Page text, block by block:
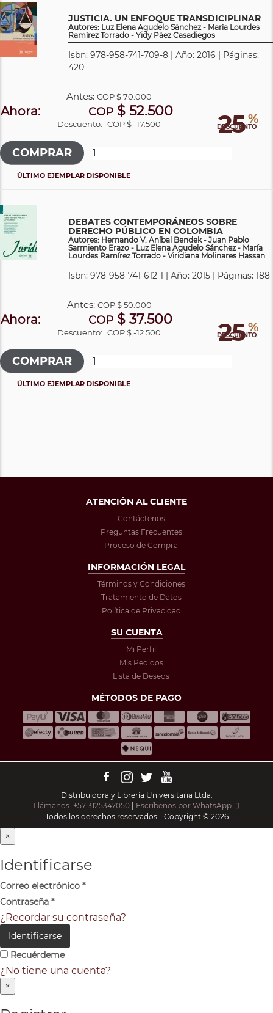
JUSTICIA. UN ENFOQUE TRANSDICIPLINAR
Autores: Luz Elena Agudelo Sánchez - María Lourdes
Ramírez Torrado - Yidy Páez Casadiegos
Isbn: 978-958-741-709-8 | Año: 2016 | Páginas:
420
25 %
DESCUENTO
Antes:COP$ 70.000
Ahora: COP$ 52.500
Descuento: COP $ -17.500
ÚLTIMO EJEMPLAR DISPONIBLE
DEBATES CONTEMPORÁNEOS SOBRE
DERECHO PÚBLICO EN COLOMBIA
Autores: Hernando V. Aníbal Bendek - Juan Pablo
Sarmiento Erazo - Luz Elena Agudelo Sánchez - María
Lourdes Ramírez Torrado - Viridiana Molinares Hassan
Isbn: 978-958-741-612-1 | Año: 2015 | Páginas: 188
25 %
DESCUENTO
Antes: COP$ 50.000
Ahora: COP $ 37.500
Descuento: COP $ -12.500
ÚLTIMO EJEMPLAR DISPONIBLE
ATENCIÓN AL CLIENTE
Contáctenos
Preguntas Frecuentes
Proceso de Compra
INFORMACIÓN LEGAL
Términos y Condiciones
Tratamiento de Datos
Política de Privacidad
SU CUENTA
Mi Perfil
Mis Pedidos
Lista de Deseos
MÉTODOS DE PAGO
Distribuidora y Librería Universitaria Ltda.
Llámanos: +57 3125347050 | Escríbenos por WhatsApp:
Todos los derechos reservados - Copyright © 2026
×
Identificarse
Correo electrónico *
Contraseña *
¿Recordar su contraseña?
Identificarse
Recuérdeme
¿No tiene una cuenta?
×